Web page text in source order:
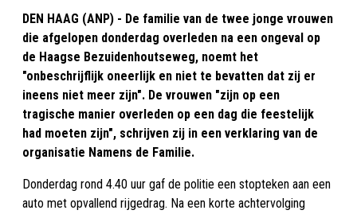
DEN HAAG (ANP) - De familie van de twee jonge vrouwen
die afgelopen donderdag overleden na een ongeval op
de Haagse Bezuidenhoutseweg, noemt het
"onbeschrijflijk oneerlijk en niet te bevatten dat zij er
ineens niet meer zijn". De vrouwen "zijn op een
tragische manier overleden op een dag die feestelijk
had moeten zijn", schrijven zij in een verklaring van de
organisatie Namens de Familie.
Donderdag rond 4.40 uur gaf de politie een stopteken aan een
auto met opvallend rijgedrag. Na een korte achtervolging